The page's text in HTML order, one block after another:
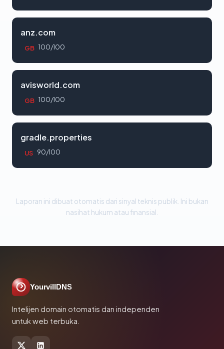
anz.com
GB 100/100
avisworld.com
GB 100/100
gradle.properties
US 90/100
Laporan ini dibuat otomatis dari sinyal teknis publik. Ini bukan
nasihat hukum atau finansial.
YourvillDNS
Intelijen domain otomatis dan independen
untuk web terbuka.